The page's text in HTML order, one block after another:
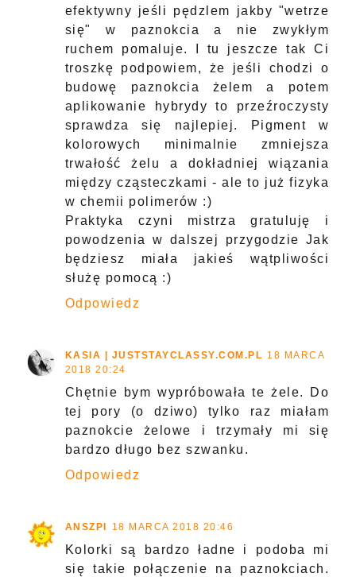
efektywny jeśli pędzlem jakby "wetrze
się" w paznokcia a nie zwykłym
ruchem pomaluje. I tu jeszcze tak Ci
troszkę podpowiem, że jeśli chodzi o
budowę paznokcia żelem a potem
aplikowanie hybrydy to przeźroczysty
sprawdza się najlepiej. Pigment w
kolorowych minimalnie zmniejsza
trwałość żelu a dokładniej wiązania
między cząsteczkami - ale to już fizyka
w chemii polimerów :)
Praktyka czyni mistrza gratuluję i
powodzenia w dalszej przygodzie Jak
będziesz miała jakieś wątpliwości
służę pomocą :)
Odpowiedz
KASIA | JUSTSTAYCLASSY.COM.PL 18 MARCA
2018 20:24
Chętnie bym wypróbowała te żele. Do
tej pory (o dziwo) tylko raz miałam
paznokcie żelowe i trzymały mi się
bardzo długo bez szwanku.
Odpowiedz
ANSZPI 18 MARCA 2018 20:46
Kolorki są bardzo ładne i podoba mi
się takie połączenie na paznokciach.